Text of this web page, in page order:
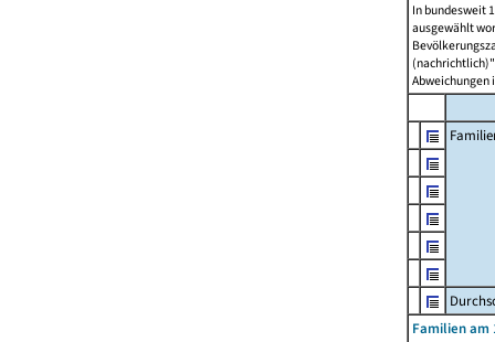
In bundesweit
ausgewählt
Abweichungen
Familien am